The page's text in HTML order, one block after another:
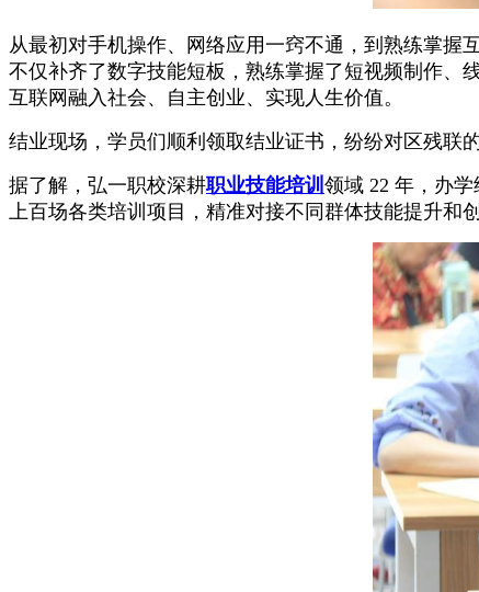
从最初对手机操作、网络应用一窍不通，到熟练掌握
不仅补齐了数字技能短板，熟练掌握了短视频制作、
互联网融入社会、自主创业、实现人生价值。
结业现场，学员们顺利领取结业证书，纷纷对区残联
据了解，弘一职校深耕职业技能培训 领域 22 年，办
上百场各类培训项目，精准对接不同群体技能提升和